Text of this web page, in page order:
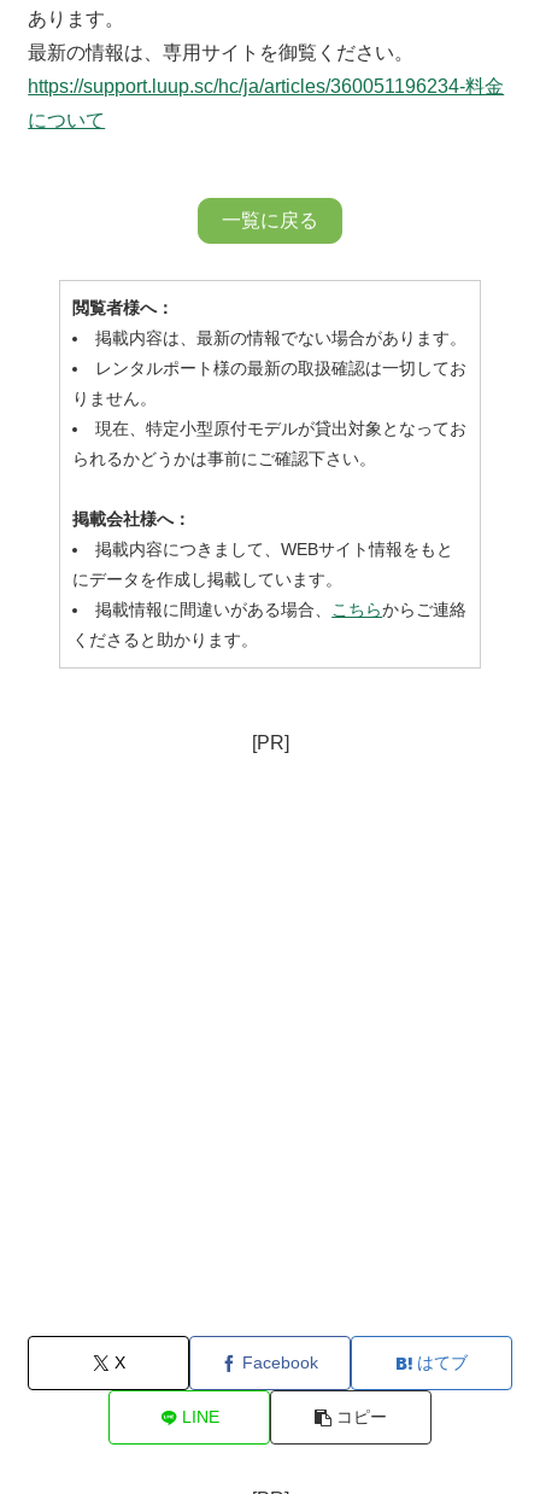
あります。
最新の情報は、専用サイトを御覧ください。
https://support.luup.sc/hc/ja/articles/360051196234-料金
について
一覧に戻る
閲覧者様へ：
掲載内容は、最新の情報でない場合があります。
レンタルポート様の最新の取扱確認は一切してお
りません。
現在、特定小型原付モデルが貸出対象となってお
られるかどうかは事前にご確認下さい。
掲載会社様へ：
掲載内容につきまして、WEBサイト情報をもと
にデータを作成し掲載しています。
掲載情報に間違いがある場合、 こちらからご連絡
くださると助かります。
[PR]
X Facebook はてブ
LINE コピー